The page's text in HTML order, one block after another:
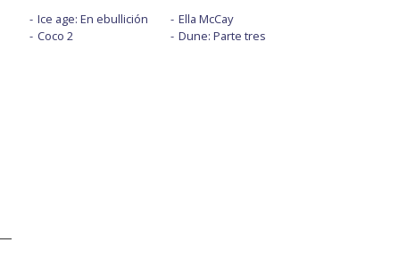
Ice age: En ebullición
Coco 2
Ella McCay
Dune: Parte tres